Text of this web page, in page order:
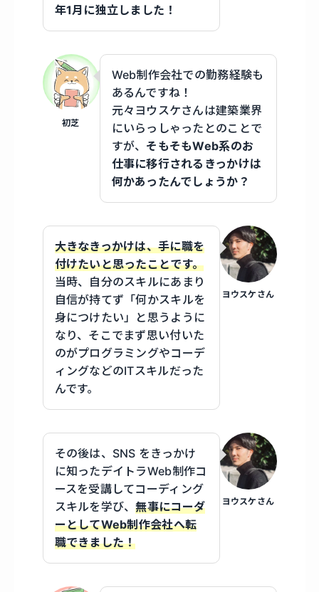
年1月に独立しました！
初芝
Web制作会社での勤務経験も
あるんですね！
元々ヨウスケさんは建築業界
にいらっしゃったとのことで
すが、 そもそもWeb系のお
仕事に移行されるきっかけは
何かあったんでしょうか？
ヨウスケさん
大きなきっかけは、手に職を
付けたいと思ったことです。
当時、自分のスキルにあまり
自信が持てず「何かスキルを
身につけたい」と思うように
なり、そこでまず思い付いた
のがプログラミングやコーデ
ィングなどのITスキルだった
んです。
ヨウスケさん
その後は、SNS をきっかけ
に知ったデイトラWeb制作コ
ースを受講してコーディング
スキルを学び、無事にコーダ
ーとしてWeb制作会社へ転
職できました！